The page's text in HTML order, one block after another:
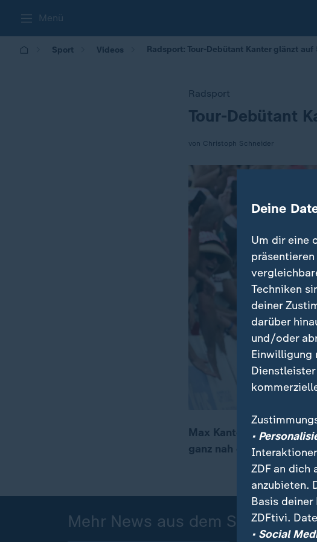
Menü
Sport Videos Radsport: Tour-Debütant Kanter glänzt
Radsport
:
Tour-Debütant
von Christoph Schneider
Max Kanter war bei
ganz nah dran an einem
Mehr News aus dem Sport
Deine
Um dir eine
Techniken
deiner
darüber
und/oder
Einwilligung
•
ZDF an dich
anzubieten.
Basis deiner
ZDFtivi.
• Social